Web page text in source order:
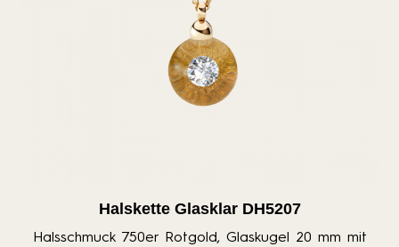
Halskette Glasklar DH5207
Halsschmuck 750er Rotgold, Glaskugel 20 mm mit